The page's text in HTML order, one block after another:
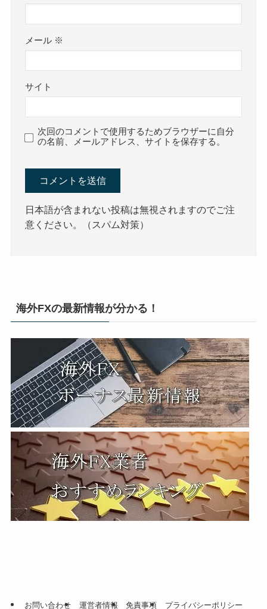
メール ※
サイト
次回のコメントで使用するためブラウザーに自分
の名前、メールアドレス、サイトを保存する。
日本語が含まれない投稿は無視されますのでご注
意ください。（スパム対策）
海外FXの最新情報が分かる！
お問い合わせ 運営者情報 免責事項 プライバシーポリシー